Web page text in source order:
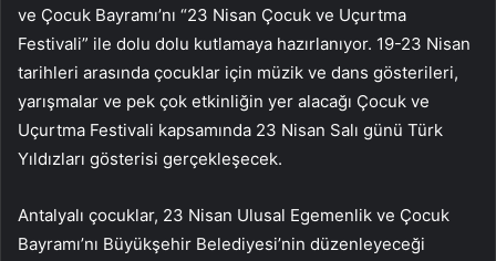
ve Çocuk Bayramı’nı “23 Nisan Çocuk ve Uçurtma
Festivali” ile dolu dolu kutlamaya hazırlanıyor. 19-23 Nisan
tarihleri arasında çocuklar için müzik ve dans gösterileri,
yarışmalar ve pek çok etkinliğin yer alacağı Çocuk ve
Uçurtma Festivali kapsamında 23 Nisan Salı günü Türk
Yıldızları gösterisi gerçekleşecek.
Antalyalı çocuklar, 23 Nisan Ulusal Egemenlik ve Çocuk
Bayramı’nı Büyükşehir Belediyesi’nin düzenleyeceği